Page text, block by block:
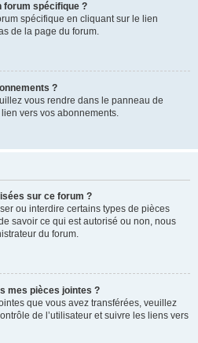
forum spécifique ?
spécifique en cliquant sur le lien
de la page du forum.
?
vous rendre dans le panneau de
vers vos abonnements.
sur ce forum ?
ou interdire certains types de pièces
savoir ce qui est autorisé ou non, nous
du forum.
mes pièces jointes ?
que vous avez transférées, veuillez
de l’utilisateur et suivre les liens vers